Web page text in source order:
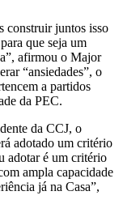
construir juntos isso
que seja um
afirmou o Major
“ansiedades”, o
a partidos
da PEC.
da CCJ, o
adotado um critério
adotar é um critério
ampla capacidade
já na Casa”,